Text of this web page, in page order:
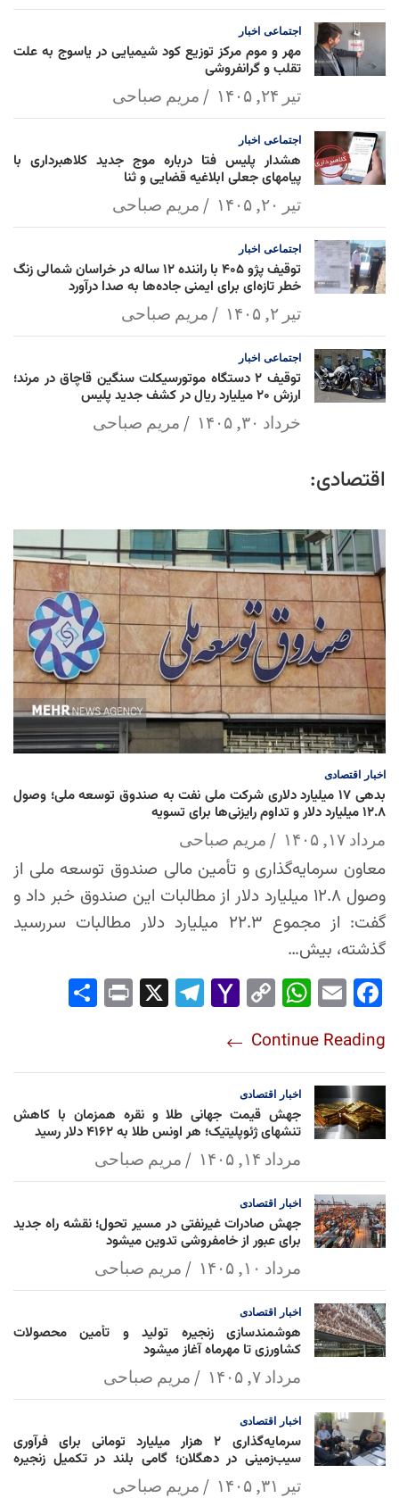
p
k
l
اجتماعی اخبار
مهر و موم مرکز توزیع کود شیمیایی در یاسوج به علت
تقلب و گرانفروشی
تیر ۲۴, ۱۴۰۵ مریم صباحی
اجتماعی اخبار
هشدار پلیس فتا درباره موج جدید کلاهبرداری با
پیامهای جعلی ابلاغیه قضایی و ثنا
تیر ۲۰, ۱۴۰۵ مریم صباحی
اجتماعی اخبار
توقیف پژو ۴۰۵ با راننده ۱۲ ساله در خراسان شمالی زنگ
خطر تازه‌ای برای ایمنی جاده‌ها به صدا درآورد
تیر ۲, ۱۴۰۵ مریم صباحی
اجتماعی اخبار
توقیف ۲ دستگاه موتورسیکلت سنگین قاچاق در مرند؛
ارزش ۲۰ میلیارد ریال در کشف جدید پلیس
خرداد ۳۰, ۱۴۰۵ مریم صباحی
اقتصادی:
اخبار اقتصادی
بدهی ۱۷ میلیارد دلاری شرکت ملی نفت به صندوق توسعه ملی؛ وصول
۱۲.۸ میلیارد دلار و تداوم رایزنی‌ها برای تسویه
مرداد ۱۷, ۱۴۰۵ مریم صباحی
معاون سرمایه‌گذاری و تأمین مالی صندوق توسعه ملی از
وصول ۱۲.۸ میلیارد دلار از مطالبات این صندوق خبر داد و
گفت: از مجموع ۲۲.۳ میلیارد دلار مطالبات سررسید
گذشته، بیش…
Fac
ok
Em
Wh
Ap
p
Co
Lin
k
Yah
l
Tel
Pri
Continue Reading
اخبار اقتصادی
جهش قیمت جهانی طلا و نقره همزمان با کاهش
تنشهای ژئوپلیتیک؛ هر اونس طلا به ۴۱۶۲ دلار رسید
مرداد ۱۴, ۱۴۰۵ مریم صباحی
اخبار اقتصادی
جهش صادرات غیرنفتی در مسیر تحول؛ نقشه راه جدید
برای عبور از خامفروشی تدوین میشود
مرداد ۱۰, ۱۴۰۵ مریم صباحی
اخبار اقتصادی
هوشمندسازی زنجیره تولید و تأمین محصولات
کشاورزی تا مهرماه آغاز میشود
مرداد ۷, ۱۴۰۵ مریم صباحی
اخبار اقتصادی
سرمایه‌گذاری ۲ هزار میلیارد تومانی برای فرآوری
سیب‌زمینی در دهگلان؛ گامی بلند در تکمیل زنجیره
ارزش کشاورزیتیر ۳۱, ۱۴۰۵ مریم صباحی